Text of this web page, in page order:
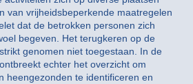
van vrijheidsbeperkende maatregelen
dat de betrokken personen zich
begeven. Het terugkeren op de
genomen niet toegestaan. In de
echter het overzicht om
heengezonden te identificeren en